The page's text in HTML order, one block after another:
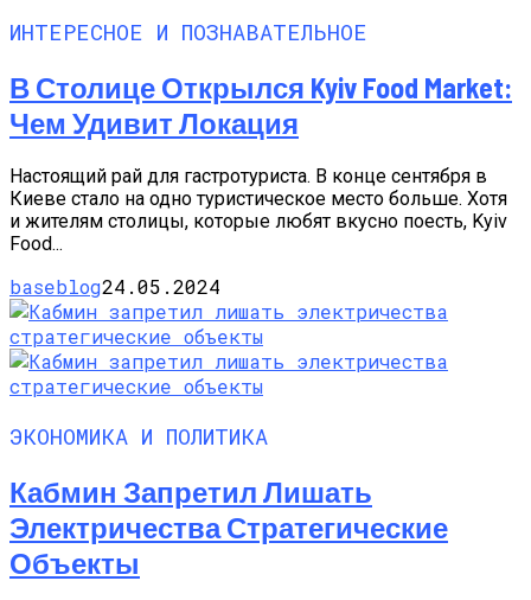
ИНТЕРЕСНОЕ И ПОЗНАВАТЕЛЬНОЕ
В Столице Открылся Kyiv Food Market:
Чем Удивит Локация
Настоящий рай для гастротуриста. В конце сентября в
Киеве стало на одно туристическое место больше. Хотя
и жителям столицы, которые любят вкусно поесть, Kyiv
Food...
baseblog24.05.2024
ЭКОНОМИКА И ПОЛИТИКА
Кабмин Запретил Лишать
Электричества Стратегические
Объекты